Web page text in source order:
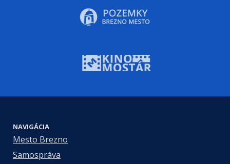
NAVIGÁCIA
Mesto Brezno
Samospráva